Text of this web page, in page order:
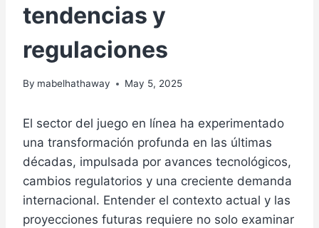
tendencias y
regulaciones
By mabelhathaway May 5, 2025
El sector del juego en línea ha experimentado
una transformación profunda en las últimas
décadas, impulsada por avances tecnológicos,
cambios regulatorios y una creciente demanda
internacional. Entender el contexto actual y las
proyecciones futuras requiere no solo examinar